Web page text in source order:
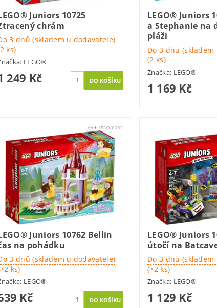
Juniors 10725
chrám
3 dnů (skladem u dodavatele)
ks)
LEGO®
249 Kč
LEGO® Juniors
a Stephanie na
pláži
Do 3 dnů
(2 ks)
Značka: LEGO®
1 169 Kč
Kód: LEGO10762
Juniors 10762 Bellin
na pohádku
3 dnů (skladem u dodavatele)
ks)
LEGO®
Kč
LEGO® Juniors
útočí na
Do 3 dnů
(>2 ks)
Značka: LEGO®
1 129 Kč